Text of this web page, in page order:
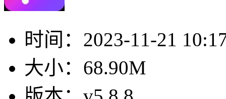
时间： 2023-11-21
大小： 68.90M